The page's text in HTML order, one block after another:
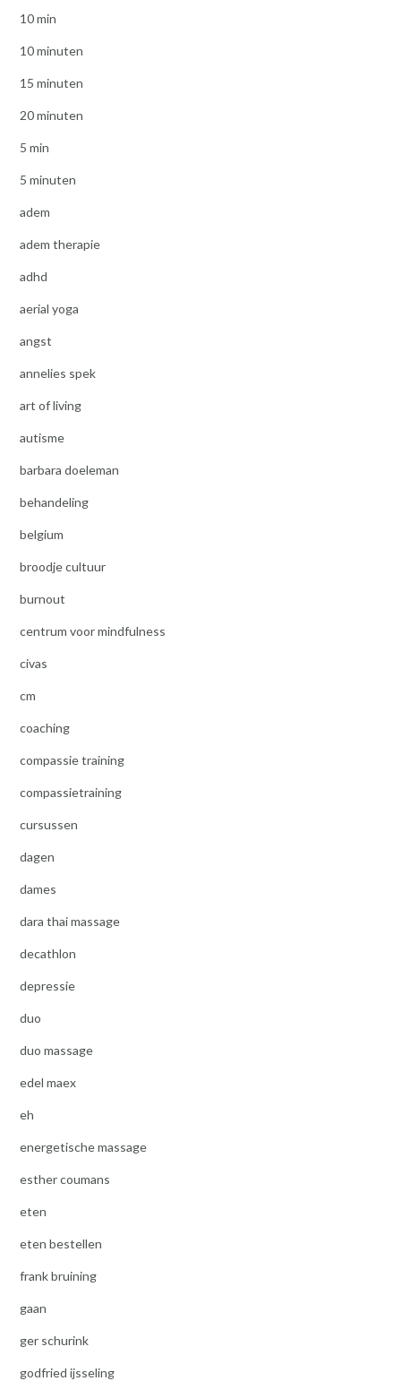
10 min
10 minuten
15 minuten
20 minuten
5 min
5 minuten
adem
adem therapie
adhd
aerial yoga
angst
annelies spek
art of living
autisme
barbara doeleman
behandeling
belgium
broodje cultuur
burnout
centrum voor mindfulness
civas
cm
coaching
compassie training
compassietraining
cursussen
dagen
dames
dara thai massage
decathlon
depressie
duo
duo massage
edel maex
eh
energetische massage
esther coumans
eten
eten bestellen
frank bruining
gaan
ger schurink
godfried ijsseling